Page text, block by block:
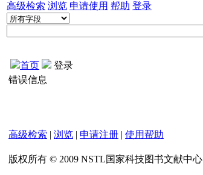
高级检索 浏览 申请使用 帮助 登录
首页
登录
错误信息
高级检索 | 浏览 | 申请注册 | 使用帮助
版权所有 © 2009 NSTL国家科技图书文献中心